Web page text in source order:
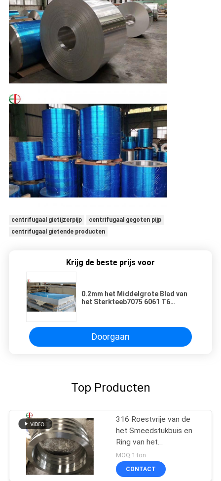
centrifugaal gietijzerpijp
centrifugaal gegoten pijp
centrifugaal gietende producten
Krijg de beste prijs voor
0.2mm het Middelgrote Blad van
het Sterkteeb7075 6061 T6
Doorgaan
Top Producten
316 Roestvrije van de
het Smeedstukbuis en
Ring van het
Legeringsstaal de Buis
van de
Afgietselscentrifuge
MOQ:1 ton
CONTACT